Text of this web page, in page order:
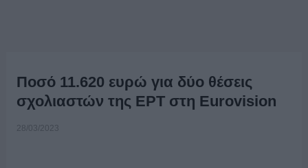
Ποσό 11.620 ευρώ για δύο θέσεις
σχολιαστών της ΕΡΤ στη Eurovision
28/03/2023